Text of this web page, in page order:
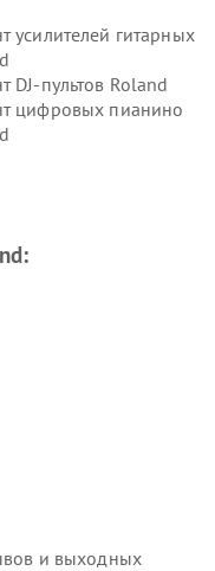
усилителей гитарных
DJ-пультов Roland
цифровых пианино
и выходных